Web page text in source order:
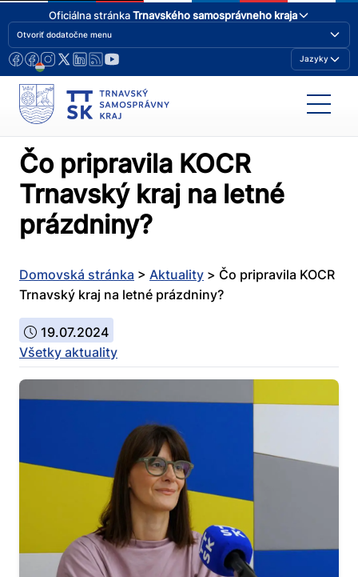
Oficiálna stránkaTrnavského samosprávneho kraja
Otvoriť dodatočne menu
Jazyky
Čo pripravila KOCR
Trnavský kraj na letné
prázdniny?
Domovská stránka > Aktuality > Čo pripravila KOCR
Trnavský kraj na letné prázdniny?
19.07.2024
Všetky aktuality